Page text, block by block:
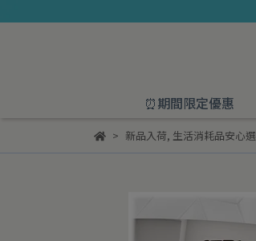
⏰期間限定優惠
新品入荷, 生活消耗品安心選